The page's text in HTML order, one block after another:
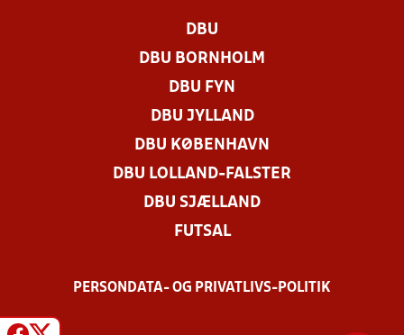
DBU
DBU BORNHOLM
DBU FYN
DBU JYLLAND
DBU KØBENHAVN
DBU LOLLAND-FALSTER
DBU SJÆLLAND
FUTSAL
PERSONDATA- OG PRIVATLIVS-POLITIK